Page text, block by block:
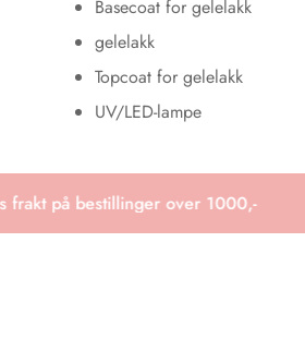
Basecoat for gelelakk
gelelakk
Topcoat for gelelakk
UV/LED-lampe
på bestillinger over 1000,-